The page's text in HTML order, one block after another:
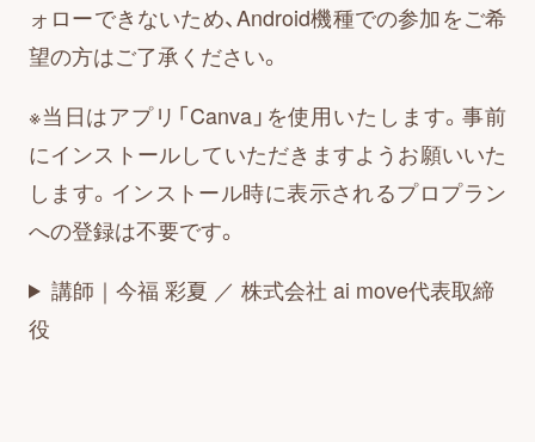
ォローできないため、Android機種での参加をご希
望の方はご了承ください。
※当日はアプリ「Canva」を使用いたします。事前
にインストールしていただきますようお願いいた
します。インストール時に表示されるプロプラン
への登録は不要です。
講師｜今福 彩夏 ／ 株式会社 ai move代表取締
役